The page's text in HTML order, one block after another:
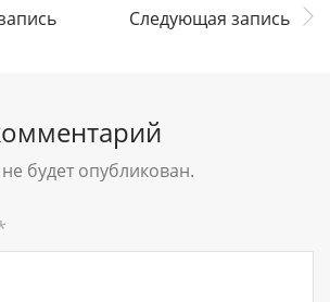
Следующая запись
будет опубликован.